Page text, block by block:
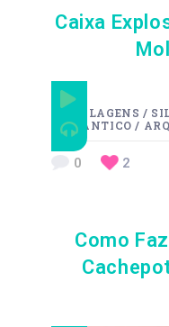
Caixa
EMBALAGENS /
ROMÂNTICO /
0 2
Como